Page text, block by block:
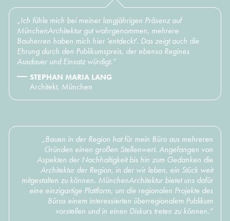
„Ich fühle mich bei meiner langjährigen Präsenz auf
MünchenArchitektur gut wahrgenommen, mehrere
Bauherren haben mich hier 'entdeckt'. Das zeigt auch die
Ehrung durch den Publikumspreis, der ebenso Regines
Ausdauer und Einsatz würdigt.“
STEPHAN MARIA LANG
Architekt, München
„Bauen in der Region hat für mein Büro aus mehreren
Gründen einen großen Stellenwert. Angefangen von
Aspekten der Nachhaltigkeit bis hin zum Gedanken die
Architektur der Region, in der wir leben, ein Stück weit
mitgestalten zu können. MünchenArchitektur bietet uns dafür
eine einzigartige Plattform, um die regionalen Projekte des
Büros einem interessierten überregionalem Publikum
vorstellen und in einen Diskurs treten zu können.“